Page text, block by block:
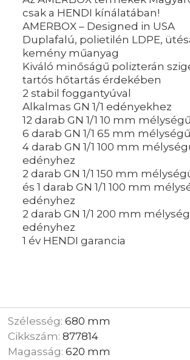
csak a HENDI kínálatában!
AMERBOX – Designed in USA
Duplafalú, polietilén LDPE,
kemény műanyag
Kiváló minőságű polizterán
tartós hőtartás érdekében
2 stabil foggantyúval
Alkalmas GN 1/1 edényekhez
12 darab GN 1/1 10 mm
6 darab GN 1/1 65 mm
4 darab GN 1/1 100 mm
edényhez
2 darab GN 1/1 150 mm
és 1 darab GN 1/1 100 mm
edényhez
2 darab GN 1/1 200 mm
edényhez
1 év HENDI garancia
Szélesség:680 mm
Cikkszám:877814
Magasság:620 mm